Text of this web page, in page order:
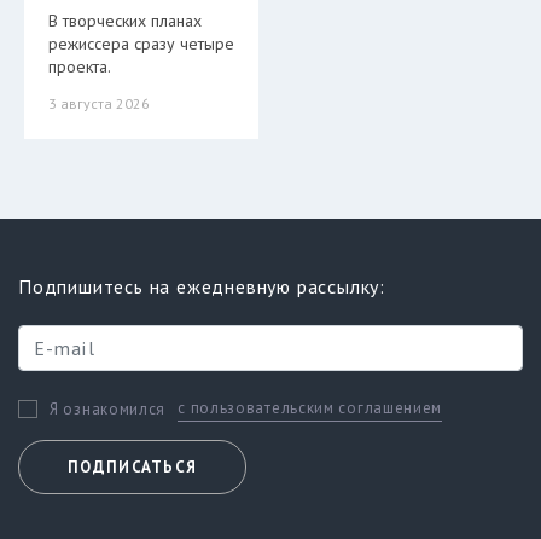
В творческих планах
режиссера сразу четыре
проекта.
3 августа 2026
Подпишитесь на ежедневную рассылку:
Я ознакомился с пользовательским соглашением
ПОДПИСАТЬСЯ